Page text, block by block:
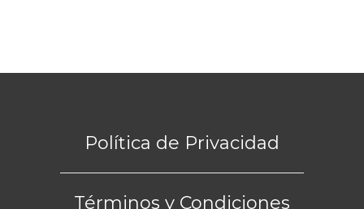
Política de Privacidad
Términos y Condiciones